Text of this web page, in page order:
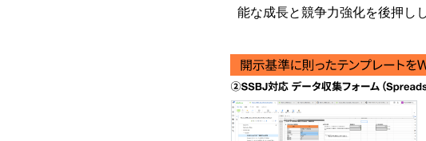
能な成長と競争力強化を後押し